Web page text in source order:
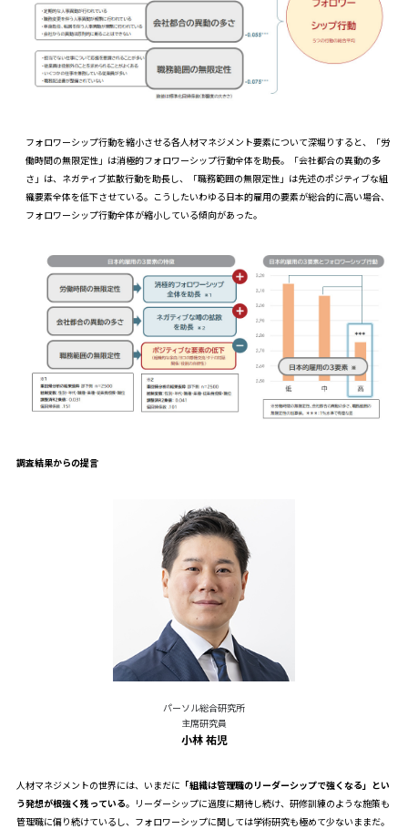
フォロワーシップ行動を縮小させる各人材マネジメント要素について深堀りすると、「労
働時間の無限定性」は消極的フォロワーシップ行動全体を助長。「会社都合の異動の多
さ」は、ネガティブ拡散行動を助長し、「職務範囲の無限定性」は先述のポジティブな組
織要素全体を低下させている。こうしたいわゆる日本的雇用の要素が総合的に高い場合、
フォロワーシップ行動全体が縮小している傾向があった。
調査結果からの提言
パーソル総合研究所
主席研究員
小林 祐児
人材マネジメントの世界には、いまだに 「組織は管理職のリーダーシップで強くなる」とい
う発想が根強く残っている。リーダーシップに過度に期待し続け、研修訓練のような施策も
管理職に偏り続けているし、フォロワーシップに関しては学術研究も極めて少ないままだ。